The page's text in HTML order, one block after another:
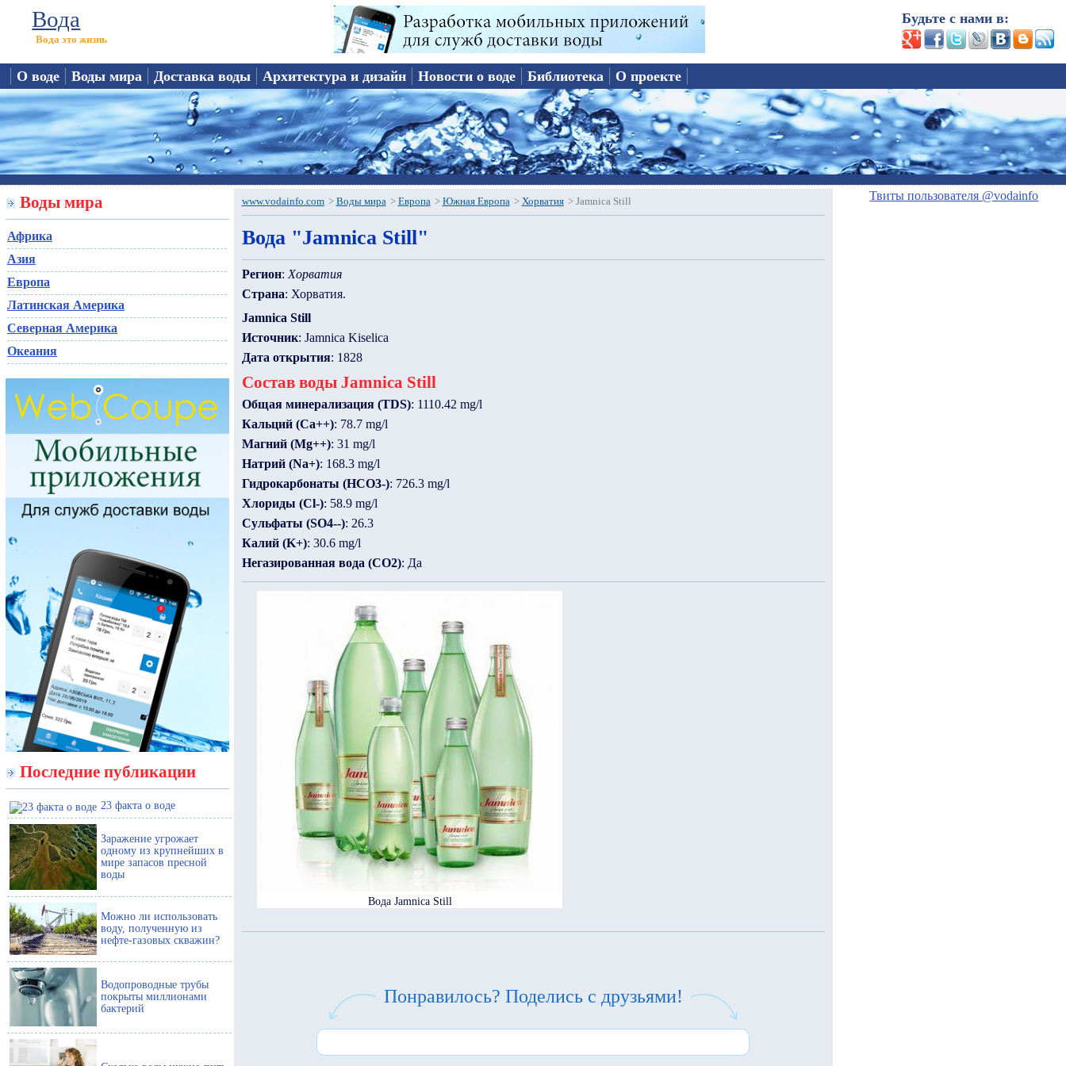
Вода
Вода это жизнь
Будьте с нами в:
О воде Воды мира Доставка воды Архитектура и дизайн Новости о воде Библиотека О проекте
Воды мира
Африка
Азия
Европа
Латинская Америка
Северная Америка
Океания
Последние публикации
23 факта о воде
Заражение угрожает
одному из крупнейших в
мире запасов пресной
воды
Можно ли использовать
воду, полученную из
нефте-газовых скважин?
Водопроводные трубы
покрыты миллионами
бактерий
www.vodainfo.com > Воды мира > Европа > Южная Европа > Хорватия > Jamnica Still
Вода "Jamnica Still"
Регион: Хорватия
Страна: Хорватия.
Jamnica Still
Источник: Jamnica Kiselica
Дата открытия: 1828
Состав воды Jamnica Still
Общая минерализация (TDS): 1110.42 mg/l
Кальций (Ca++): 78.7 mg/l
Магний (Mg++): 31 mg/l
Натрий (Na+): 168.3 mg/l
Гидрокарбонаты (HCO3-): 726.3 mg/l
Хлориды (Cl-): 58.9 mg/l
Сульфаты (SO4--): 26.3
Калий (K+): 30.6 mg/l
Негазированная вода (CO2): Да
Вода Jamnica Still
Понравилось? Поделись с друзьями!
Твиты пользователя @vodainfo